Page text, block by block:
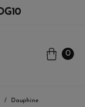
DG10
0
Dauphine